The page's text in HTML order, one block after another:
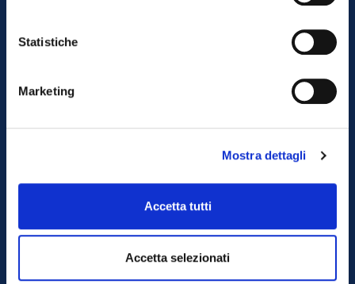
Statistiche
Marketing
Mostra dettagli
Accetta tutti
Accetta selezionati
Do you want to work